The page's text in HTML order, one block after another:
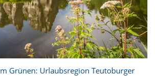
Grünen: Urlaubsregion Teutoburger